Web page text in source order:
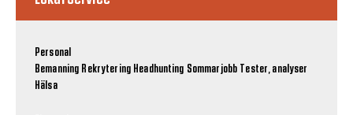
Personal
Bemanning Rekrytering Headhunting Sommarjobb
Tester, analyser
Hälsa